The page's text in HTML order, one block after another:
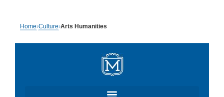
to
content
Home›Culture›Arts Humanities